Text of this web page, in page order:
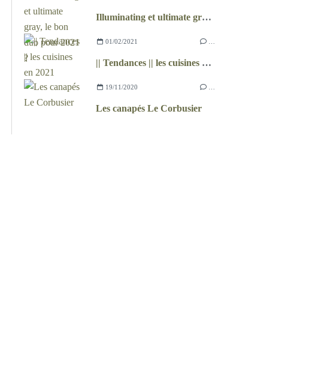
Illuminating et ultimate gray, le bon duo pour 2021 ?
01/02/2021
|| Tendances || les cuisines en 2021
19/11/2020
Les canapés Le Corbusier